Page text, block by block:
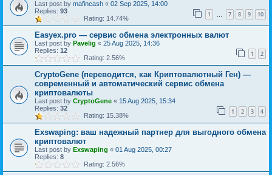
Last post by mafincash « 02 Sep 2025, 14:00
Replies: 93 1 7 8 9 10
Rating: 14.74%
Easyex.pro — сервис обмена электронных валют
Last post by Pavelig « 25 Aug 2025, 14:36
Replies: 12 1 2
Rating: 2.56%
CryptoGene (переводится, как Криптовалютный Ген) —
современный и автоматический сервис обмена
криптовалюты
Last post by CryptoGene « 15 Aug 2025, 15:34
Replies: 32 1 2 3 4
Rating: 15.38%
Exswaping: ваш надежный партнер для выгодного обмена
криптовалют
Last post by Exswaping « 01 Aug 2025, 00:27
Replies: 8
Rating: 2.56%